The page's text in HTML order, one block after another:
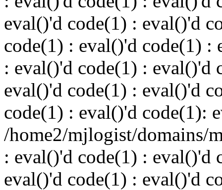
eval()'d code(1) : eval()'d
code(1) : eval()'d code(1) :
: eval()'d code(1) : eval()'d
eval()'d code(1) : eval()'d
code(1) : eval()'d code(1):
/home2/mjlogist/domains/
: eval()'d code(1) : eval()'d
eval()'d code(1) : eval()'d